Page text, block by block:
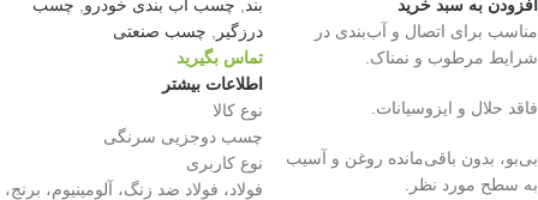
افزودن به سبد خرید
مناسب برای اتصال و آب‌بندی در
شرایط مرطوب و نمناک.
فاقد حلال و ایزوسیانات.
بی‌بو، بدون باقی‌مانده روغن و آسیب
به سطح مورد نظر.
بند چسب اب بندی خودرو
چسب
درزگیر
چسب صنعتی
تماس بگیرید
اطلاعات بیشتر
نوع کالا
چسب دوجزیی سرنگی
نوع کاربری
فولاد، فولاد ضد زنگ، آلومینیوم، برنج،